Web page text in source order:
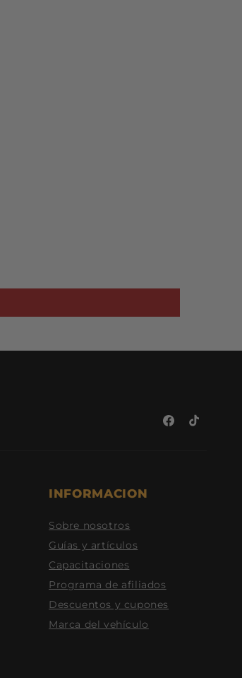
Facebook
TikTok
INFORMACION
Sobre nosotros
Guías y artículos
Capacitaciones
Programa de afiliados
Descuentos y cupones
Marca del vehículo